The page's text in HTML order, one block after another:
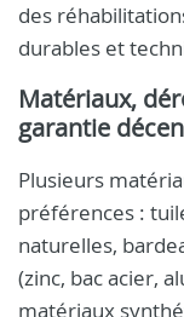
des
durables et
Matériaux,
garantie
Plusieurs
préférences :
naturelles,
(zinc, bac acier,
matériaux